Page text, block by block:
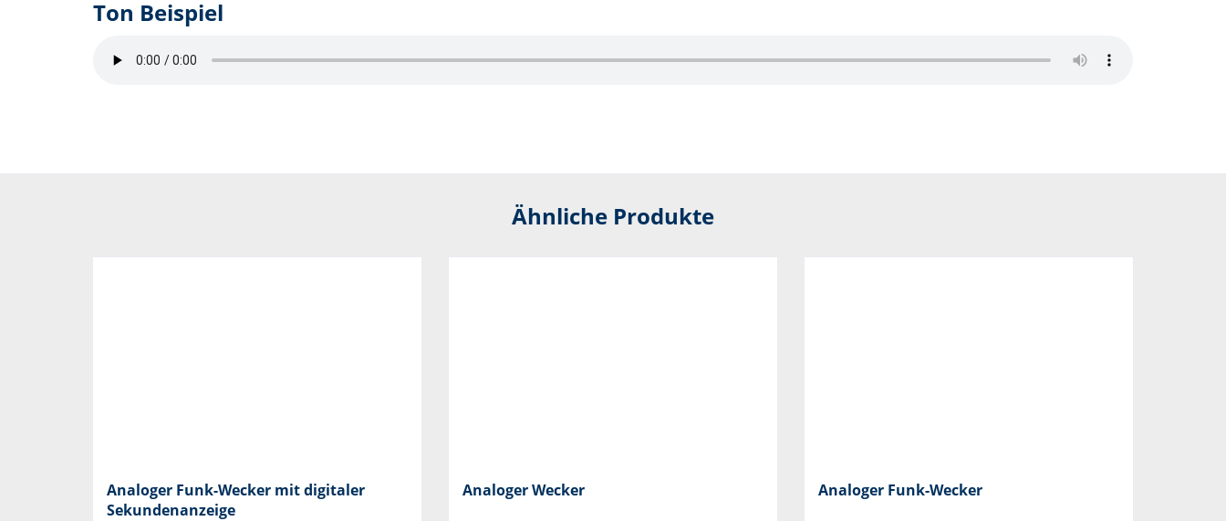
Ton Beispiel
Ähnliche Produkte
Analoger Funk-Wecker mit digitaler
Sekundenanzeige
Analoger Wecker Analoger Funk-Wecker